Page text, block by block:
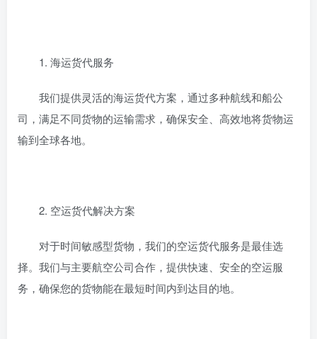
1. 海运货代服务
我们提供灵活的海运货代方案，通过多种航线和船公
司，满足不同货物的运输需求，确保安全、高效地将货物运
输到全球各地。
2. 空运货代解决方案
对于时间敏感型货物，我们的空运货代服务是最佳选
择。我们与主要航空公司合作，提供快速、安全的空运服
务，确保您的货物能在最短时间内到达目的地。